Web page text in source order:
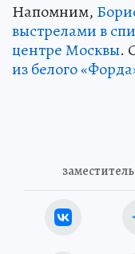
Напомним,
выстрелами в
центре Москвы.
из белого